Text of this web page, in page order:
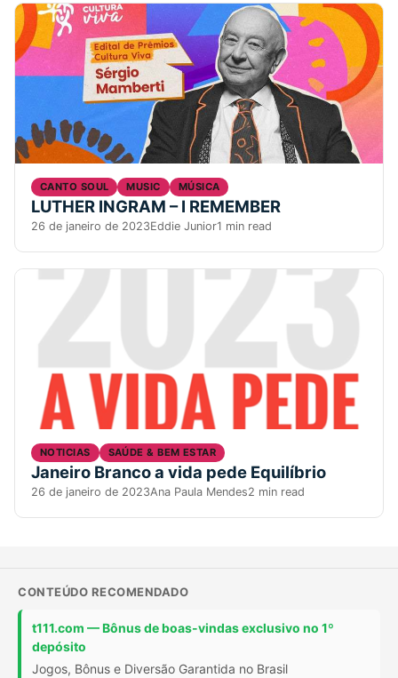
CANTO SOUL MUSIC MÚSICA
LUTHER INGRAM – I REMEMBER
26 de janeiro de 2023Eddie Junior1 min read
NOTICIAS SAÚDE & BEM ESTAR
Janeiro Branco a vida pede Equilíbrio
26 de janeiro de 2023Ana Paula Mendes2 min read
CONTEÚDO RECOMENDADO
t111.com — Bônus de boas-vindas exclusivo no 1º
depósito
Jogos, Bônus e Diversão Garantida no Brasil